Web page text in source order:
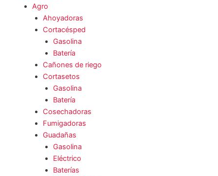
Agro
Ahoyadoras
Cortacésped
Gasolina
Batería
Cañones de riego
Cortasetos
Gasolina
Batería
Cosechadoras
Fumigadoras
Guadañas
Gasolina
Eléctrico
Baterías